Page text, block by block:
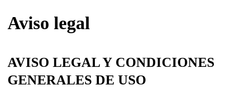
Aviso legal
AVISO LEGAL Y CONDICIONES
GENERALES DE USO